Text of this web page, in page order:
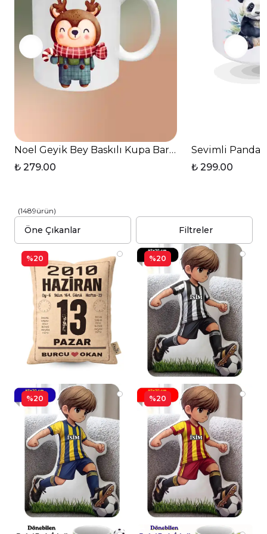
Noel Geyik Bey Baskılı Kupa Bardak Çay Kahve
₺ 279.00
Sevimli Panda
₺ 299.00
(1489ürün)
Filtreler
%20 %20
%20 %20